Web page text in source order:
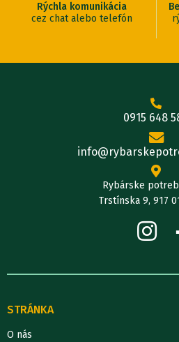
Rýchla komunikácia
cez chat alebo telefón
0915 648
Rybárske
Trstínska 9, 917
STRÁNKA
O nás